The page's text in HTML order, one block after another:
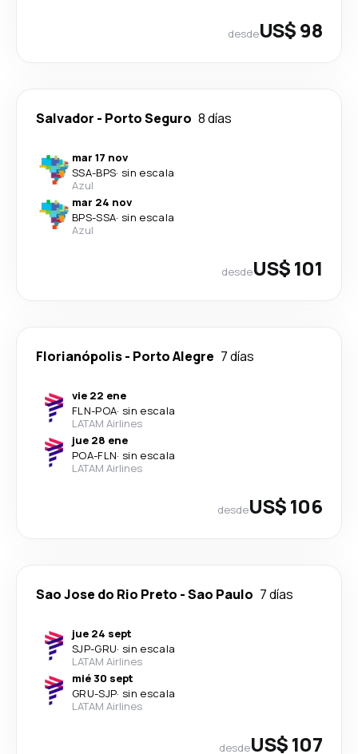
desdeUS$ 98
Salvador - Porto Seguro 8 días
mar 17 nov
SSA-BPS· sin escala
Azul
mar 24 nov
BPS-SSA· sin escala
Azul
desdeUS$ 101
Florianópolis- Porto Alegre 7 días
vie 22 ene
FLN-POA· sin escala
LATAM Airlines
jue 28 ene
POA-FLN· sin escala
LATAM Airlines
desdeUS$ 106
Sao Jose do Rio Preto -Sao Paulo 7 días
jue 24 sept
SJP-GRU· sin escala
LATAM Airlines
mié 30 sept
GRU-SJP· sin escala
LATAM Airlines
desdeUS$ 107